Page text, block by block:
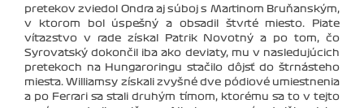
pretekov zviedol Ondra aj súboj s Martinom Bruňanským,
v ktorom bol úspešný a obsadil štvrté miesto. Piate
víťazstvo v rade získal Patrik Novotný a po tom, čo
Syrovatský dokončil iba ako deviaty, mu v nasledujúcich
pretekoch na Hungaroringu stačilo dôjsť do štrnásteho
miesta. Williamsy získali zvyšné dve pódiové umiestnenia
a po Ferrari sa stali druhým tímom, ktorému sa to v tejto